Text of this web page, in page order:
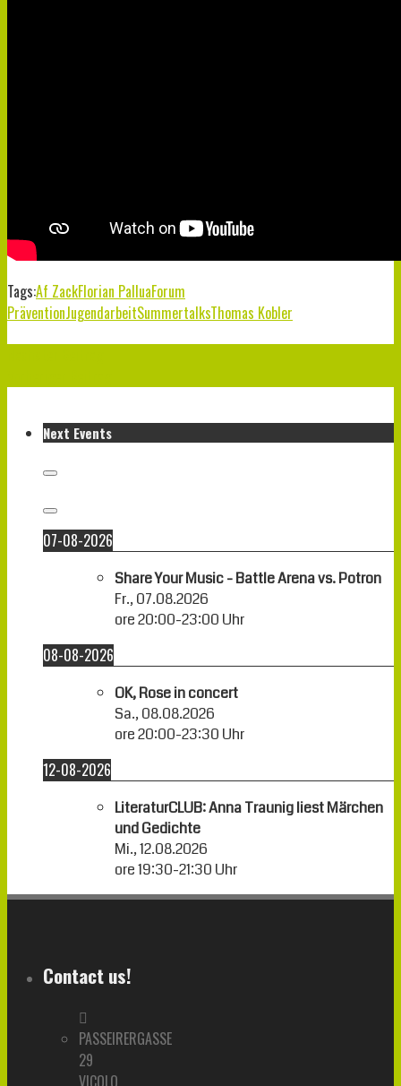
Tags:Af ZackFlorian PalluaForum
PräventionJugendarbeitSummertalksThomas Kobler
Next Events
07-08-2026
Share Your Music - Battle Arena vs. Potron
Fr., 07.08.2026
ore20:00-23:00 Uhr
08-08-2026
OK, Rose in concert
Sa., 08.08.2026
ore20:00-23:30 Uhr
12-08-2026
LiteraturCLUB: Anna Traunig liest Märchen
und Gedichte
Mi., 12.08.2026
ore19:30-21:30 Uhr
Contact us!
PASSEIRERGASSE
29
VICOLO